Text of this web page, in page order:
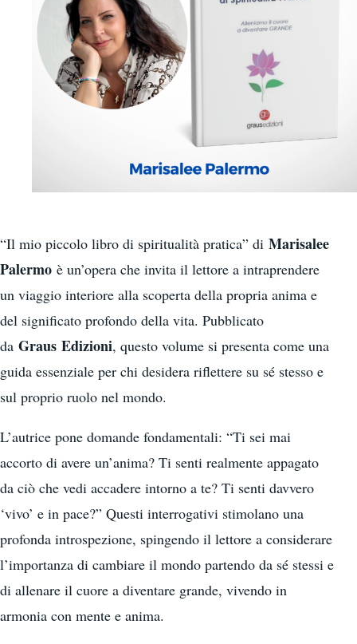
“Il mio piccolo libro di spiritualità pratica” di Marisalee
Palermo è un’opera che invita il lettore a intraprendere
un viaggio interiore alla scoperta della propria anima e
del significato profondo della vita. Pubblicato
da Graus Edizioni, questo volume si presenta come una
guida essenziale per chi desidera riflettere su sé stesso e
sul proprio ruolo nel mondo.
L’autrice pone domande fondamentali: “Ti sei mai
accorto di avere un’anima? Ti senti realmente appagato
da ciò che vedi accadere intorno a te? Ti senti davvero
‘vivo’ e in pace?” Questi interrogativi stimolano una
profonda introspezione, spingendo il lettore a considerare
l’importanza di cambiare il mondo partendo da sé stessi e
di allenare il cuore a diventare grande, vivendo in
armonia con mente e anima.